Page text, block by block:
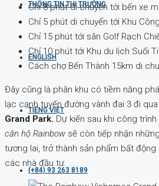
THÔNG TIN THỊ TRƯỜNG
ENGLISH
TIẾNG VIỆT
(+84) 93 263 8189
Chỉ 8 phút di chuyển tới bến xe
Chỉ 5 phút di chuyển tới Khu
Chỉ 15 phút tới sân Golf Rạch
Chỉ 10 phút tới Khu du lịch Suối
Cách chợ Bến Thành 15km di
Đây cũng là phân khu có tiềm năng
lạc cạnh tuyến đường vành đai 3 đi qua
Grand Park. Dự kiến sau khi công
căn hộ Rainbow sẽ còn tiếp nhận
tương lai, trở thành sản phẩm bất
các nhà đầu tư.